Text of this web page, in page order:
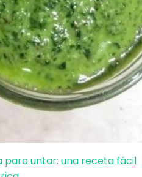
para untar: una receta fácil